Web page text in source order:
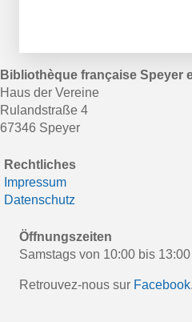
Bibliothèque française Speyer
Haus der Vereine
Rulandstraße 4
67346 Speyer
Rechtliches
Impressum
Datenschutz
Öffnungszeiten
Samstags von 10:00 bis 13:00
Retrouvez-nous sur Facebook.